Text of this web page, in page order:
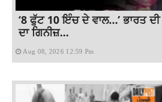
‘8 ਫੁੱਟ 10 ਇੰਚ ਦੇ ਵਾਲ…’ ਭਾਰਤ
ਦਾ ਗਿਨੀਜ਼...
Aug 08, 2026 12:59 Pm